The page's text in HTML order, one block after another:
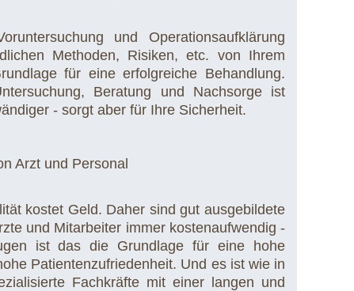
und Operationsaufklärung
Methoden, Risiken, etc. von Ihrem
für eine erfolgreiche Behandlung.
Beratung und Nachsorge ist
- sorgt aber für Ihre Sicherheit.
Arzt und Personal
kostet Geld. Daher sind gut ausgebildete
und Mitarbeiter immer kostenaufwendig -
ist das die Grundlage für eine hohe
Patientenzufriedenheit. Und es ist wie in
Fachkräfte mit einer langen und